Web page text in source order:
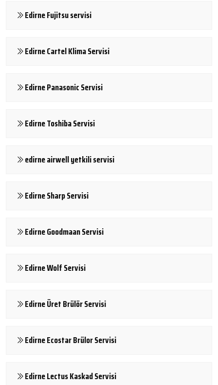
Edirne Fujitsu servisi
Edirne Cartel Klima Servisi
Edirne Panasonic Servisi
Edirne Toshiba Servisi
edirne airwell yetkili servisi
Edirne Sharp Servisi
Edirne Goodmaan Servisi
Edirne Wolf Servisi
Edirne Üret Brülör Servisi
Edirne Ecostar Brülor Servisi
Edirne Lectus Kaskad Servisi